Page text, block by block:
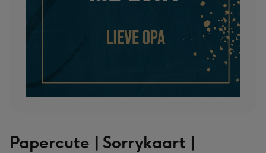
Papercute | Sorrykaart |